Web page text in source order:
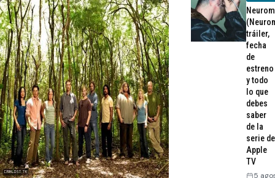
tráiler,
fecha
de
estreno
y todo
lo que
debes
saber
de la
serie de
Apple
TV
5